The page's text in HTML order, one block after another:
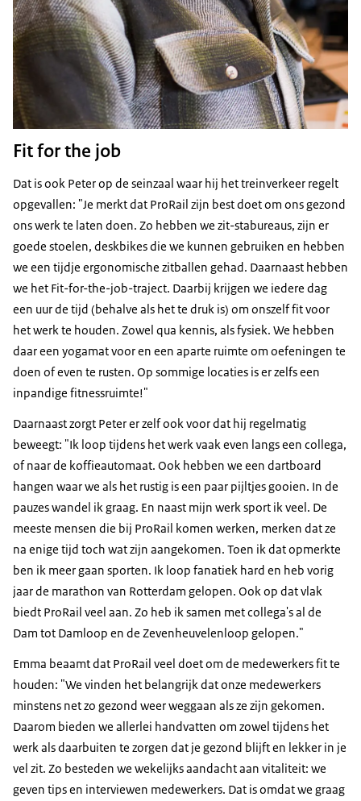
Fit for the job
Dat is ook Peter op de seinzaal waar hij het treinverkeer regelt
opgevallen: "Je merkt dat ProRail zijn best doet om ons gezond
ons werk te laten doen. Zo hebben we zit-stabureaus, zijn er
goede stoelen, deskbikes die we kunnen gebruiken en hebben
we een tijdje ergonomische zitballen gehad. Daarnaast hebben
we het Fit-for-the-job-traject. Daarbij krijgen we iedere dag
een uur de tijd (behalve als het te druk is) om onszelf fit voor
het werk te houden. Zowel qua kennis, als fysiek. We hebben
daar een yogamat voor en een aparte ruimte om oefeningen te
doen of even te rusten. Op sommige locaties is er zelfs een
inpandige fitnessruimte!"
Daarnaast zorgt Peter er zelf ook voor dat hij regelmatig
beweegt: "Ik loop tijdens het werk vaak even langs een collega,
of naar de koffieautomaat. Ook hebben we een dartboard
hangen waar we als het rustig is een paar pijltjes gooien. In de
pauzes wandel ik graag. En naast mijn werk sport ik veel. De
meeste mensen die bij ProRail komen werken, merken dat ze
na enige tijd toch wat zijn aangekomen. Toen ik dat opmerkte
ben ik meer gaan sporten. Ik loop fanatiek hard en heb vorig
jaar de marathon van Rotterdam gelopen. Ook op dat vlak
biedt ProRail veel aan. Zo heb ik samen met collega's al de
Dam tot Damloop en de Zevenheuvelenloop gelopen."
Emma beaamt dat ProRail veel doet om de medewerkers fit te
houden: "We vinden het belangrijk dat onze medewerkers
minstens net zo gezond weer weggaan als ze zijn gekomen.
Daarom bieden we allerlei handvatten om zowel tijdens het
werk als daarbuiten te zorgen dat je gezond blijft en lekker in je
vel zit. Zo besteden we wekelijks aandacht aan vitaliteit: we
geven tips en interviewen medewerkers. Dat is omdat we graag